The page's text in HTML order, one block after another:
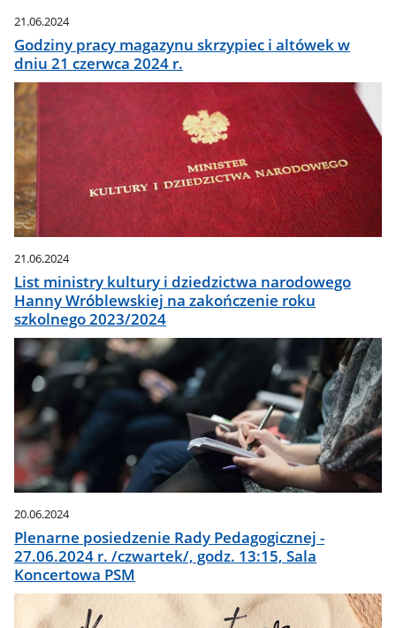
21.06.2024
Godziny pracy magazynu skrzypiec i altówek w
dniu 21 czerwca 2024 r.
21.06.2024
List ministry kultury i dziedzictwa narodowego
Hanny Wróblewskiej na zakończenie roku
szkolnego 2023/2024
20.06.2024
Plenarne posiedzenie Rady Pedagogicznej -
27.06.2024 r. /czwartek/, godz. 13:15, Sala
Koncertowa PSM